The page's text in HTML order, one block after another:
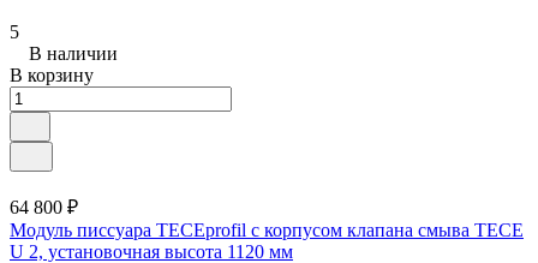
5
В наличии
В корзину
64 800 ₽
Модуль писсуара TECEprofil с корпусом клапана смыва TECE
U 2, установочная высота 1120 мм